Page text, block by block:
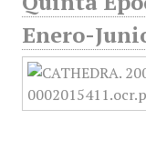
Enero-